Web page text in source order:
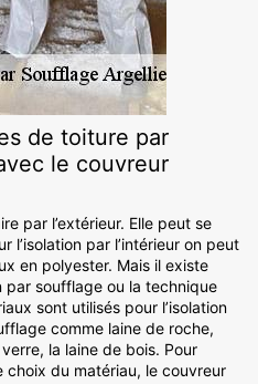
de toiture par
le couvreur
par l’extérieur. Elle peut se
l’isolation par l’intérieur on peut
en polyester. Mais il existe
par soufflage ou la technique
sont utilisés pour l’isolation
comme laine de roche,
la laine de bois. Pour
du matériau, le couvreur